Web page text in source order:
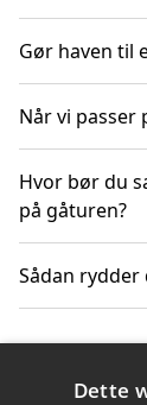
Gør haven til
Når vi passer
Hvor bør du
på gåturen?
Sådan
Dette